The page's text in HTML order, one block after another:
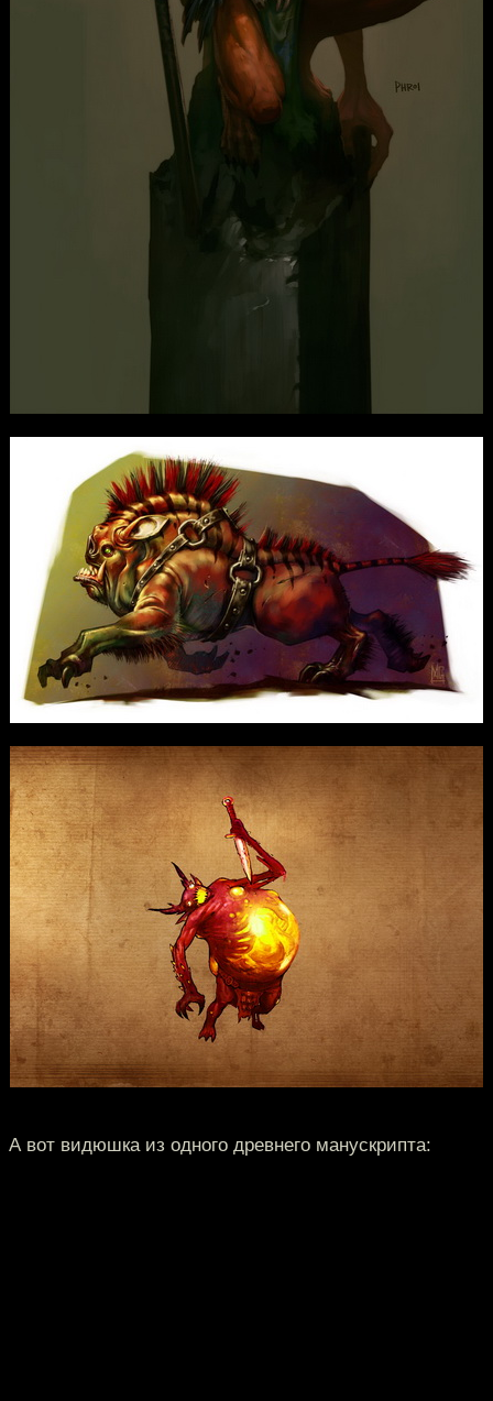
А вот видюшка из одного древнего манускрипта: